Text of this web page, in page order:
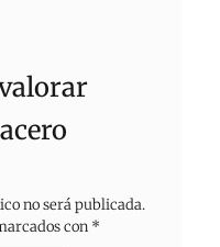
no será publicada.
con *